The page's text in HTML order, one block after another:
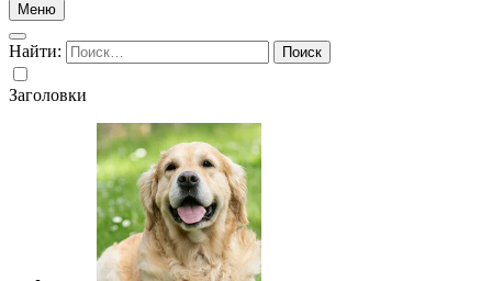
Меню
Найти:
Заголовки